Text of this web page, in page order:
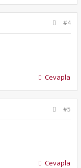
#4
Cevapla
#5
Cevapla